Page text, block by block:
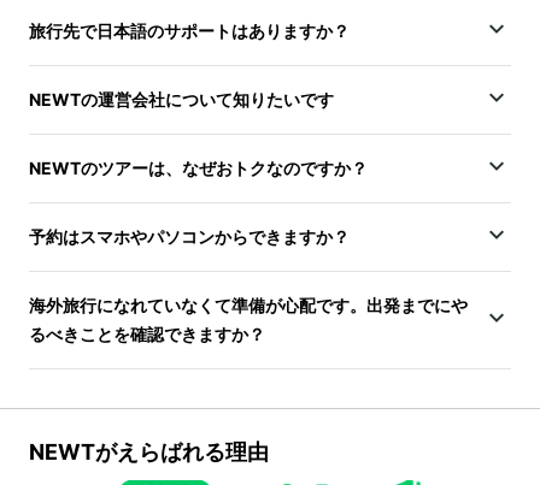
旅行先で日本語のサポートはありますか？
NEWTの運営会社について知りたいです
NEWTのツアーは、なぜおトクなのですか？
予約はスマホやパソコンからできますか？
海外旅行になれていなくて準備が心配です。出発までにや
るべきことを確認できますか？
NEWTがえらばれる理由